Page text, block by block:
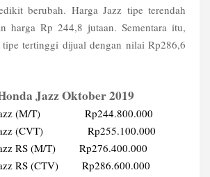
berubah. Harga Jazz tipe terendah
harga Rp 244,8 jutaan. Sementara itu,
tertinggi dijual dengan nilai Rp286,6
Jazz Oktober 2019
(M/T)
Rp244.800.000
(CVT)
Rp255.100.000
RS (M/T)
Rp276.400.000
RS (CTV) Rp286.600.000